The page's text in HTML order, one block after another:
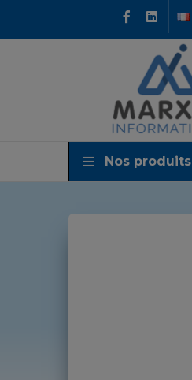
Nos produits